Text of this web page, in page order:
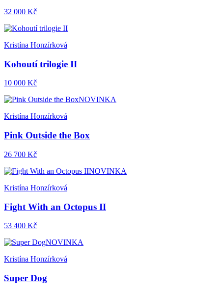
32 000 Kč
Kristína Honzírková
Kohoutí trilogie II
10 000 Kč
NOVINKA
Kristína Honzírková
Pink Outside the Box
26 700 Kč
NOVINKA
Kristína Honzírková
Fight With an Octopus II
53 400 Kč
NOVINKA
Kristína Honzírková
Super Dog